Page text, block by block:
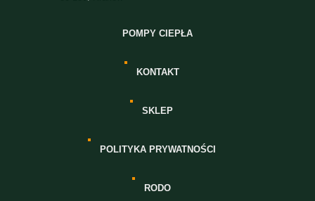
POMPY CIEPŁA
KONTAKT
SKLEP
POLITYKA PRYWATNOŚCI
RODO